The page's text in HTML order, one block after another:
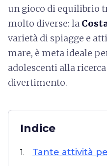
un gioco di equilibrio
molto diverse: la
varietà di spiagge e
mare, è meta ideale
adolescenti alla
divertimento.
Indice
1. Tante attività